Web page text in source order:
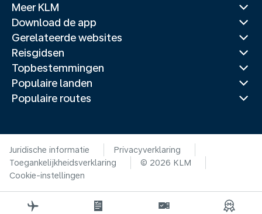
Meer KLM
Download de app
Gerelateerde websites
Reisgidsen
Topbestemmingen
Populaire landen
Populaire routes
Juridische informatie
Privacyverklaring
Toegankelijkheidsverklaring
© 2026 KLM
Cookie-instellingen